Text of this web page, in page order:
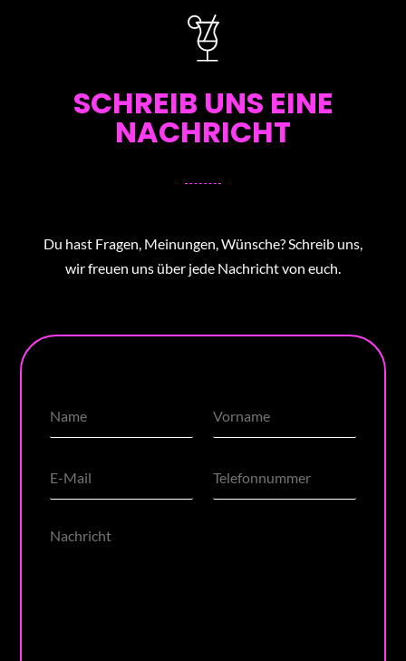
SCHREIB UNS EINE
NACHRICHT
Du hast Fragen, Meinungen, Wünsche? Schreib uns,
wir freuen uns über jede Nachricht von euch.